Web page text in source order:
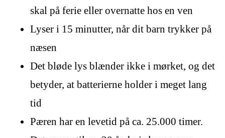
skal på ferie eller overnatte hos en ven
Lyser i 15 minutter, når dit barn trykker på
næsen
Det bløde lys blænder ikke i mørket, og det
betyder, at batterierne holder i meget lang
tid
Pæren har en levetid på ca. 25.000 timer.